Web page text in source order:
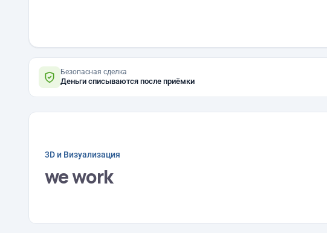
Безопасная сделка
Деньги списываются после приёмки
3D и Визуализация
we work